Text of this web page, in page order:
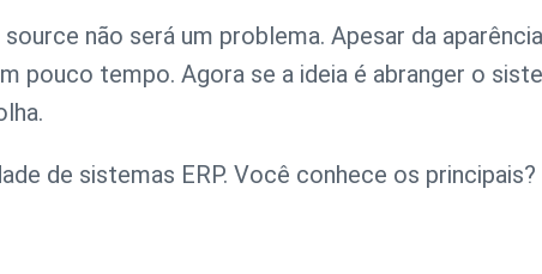
não será um problema. Apesar da
pouco tempo. Agora se a ideia é abranger o
de sistemas ERP. Você conhece os